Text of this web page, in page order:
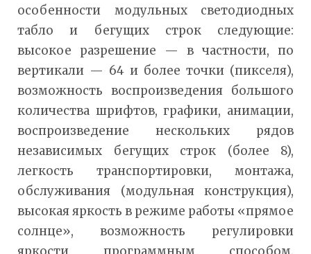
особенности модульных светодиодных
табло и бегущих строк следующие:
высокое разрешение — в частности, по
вертикали — 64 и более точки (пикселя),
возможность воспроизведения большого
количества шрифтов, графики, анимации,
воспроизведение нескольких рядов
независимых бегущих строк (более 8),
легкость транспортировки, монтажа,
обслуживания (модульная конструкция),
высокая яркость в режиме работы «прямое
солнце», возможность регулировки